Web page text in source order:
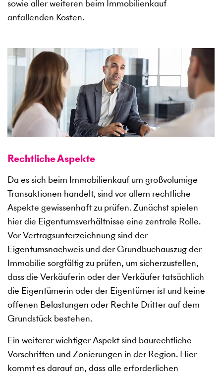
sowie aller weiteren beim Immobilienkauf
anfallenden Kosten.
Rechtliche Aspekte
Da es sich beim Immobilienkauf um großvolumige
Transaktionen handelt, sind vor allem rechtliche
Aspekte gewissenhaft zu prüfen. Zunächst spielen
hier die Eigentumsverhältnisse eine zentrale Rolle.
Vor Vertragsunterzeichnung sind der
Eigentumsnachweis und der Grundbuchauszug der
Immobilie sorgfältig zu prüfen, um sicherzustellen,
dass die Verkäuferin oder der Verkäufer tatsächlich
die Eigentümerin oder der Eigentümer ist und keine
offenen Belastungen oder Rechte Dritter auf dem
Grundstück bestehen.
Ein weiterer wichtiger Aspekt sind baurechtliche
Vorschriften und Zonierungen in der Region. Hier
kommt es darauf an, dass alle erforderlichen